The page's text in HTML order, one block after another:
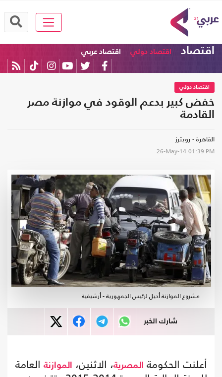
اقتصاد اقتصاد دولي اقتصاد عربي
اقتصاد دولي
خفض كبير بدعم الوقود في موازنة مصر
القادمة
القاهرة - رويترز
26-May-14 01:39 PM
مشروع الموازنة أحيل لرئيس الجمهورية - أرشيفية
شارك الخبر
أعلنت الحكومة المصرية، الاثنين، الموازنة العامة